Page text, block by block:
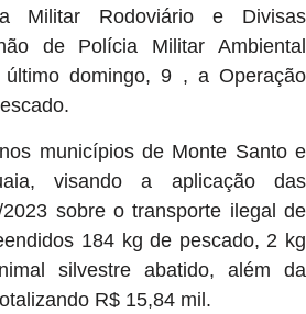
Militar Rodoviário e Divisas
de Polícia Militar Ambiental
domingo, 9 , a Operação
municípios de Monte Santo e
visando a aplicação das
sobre o transporte ilegal de
184 kg de pescado, 2 kg
silvestre abatido, além da
R$ 15,84 mil.